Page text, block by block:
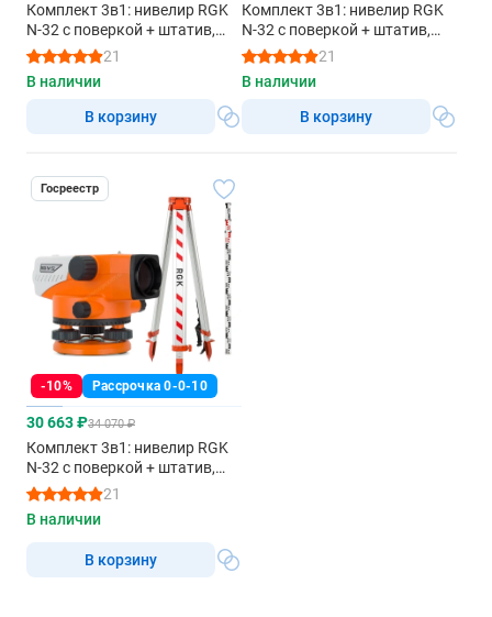
Комплект 3в1: нивелир RGK
N-32 с поверкой + штатив,
рейка 4м
21
В наличии
В корзину
Комплект 3в1: нивелир RGK
N-32 с поверкой + штатив,
рейка 5м
21
В наличии
В корзину
Госреестр
-10% Рассрочка 0-0-10
30 663 ₽34 070 ₽
Комплект 3в1: нивелир RGK
N-32 с поверкой + штатив,
рейка 7м
21
В наличии
В корзину